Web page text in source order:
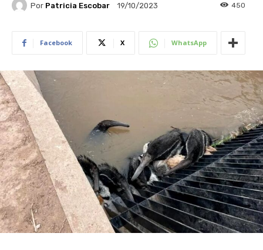
Por Patricia Escobar 19/10/2023 450
Facebook X WhatsApp